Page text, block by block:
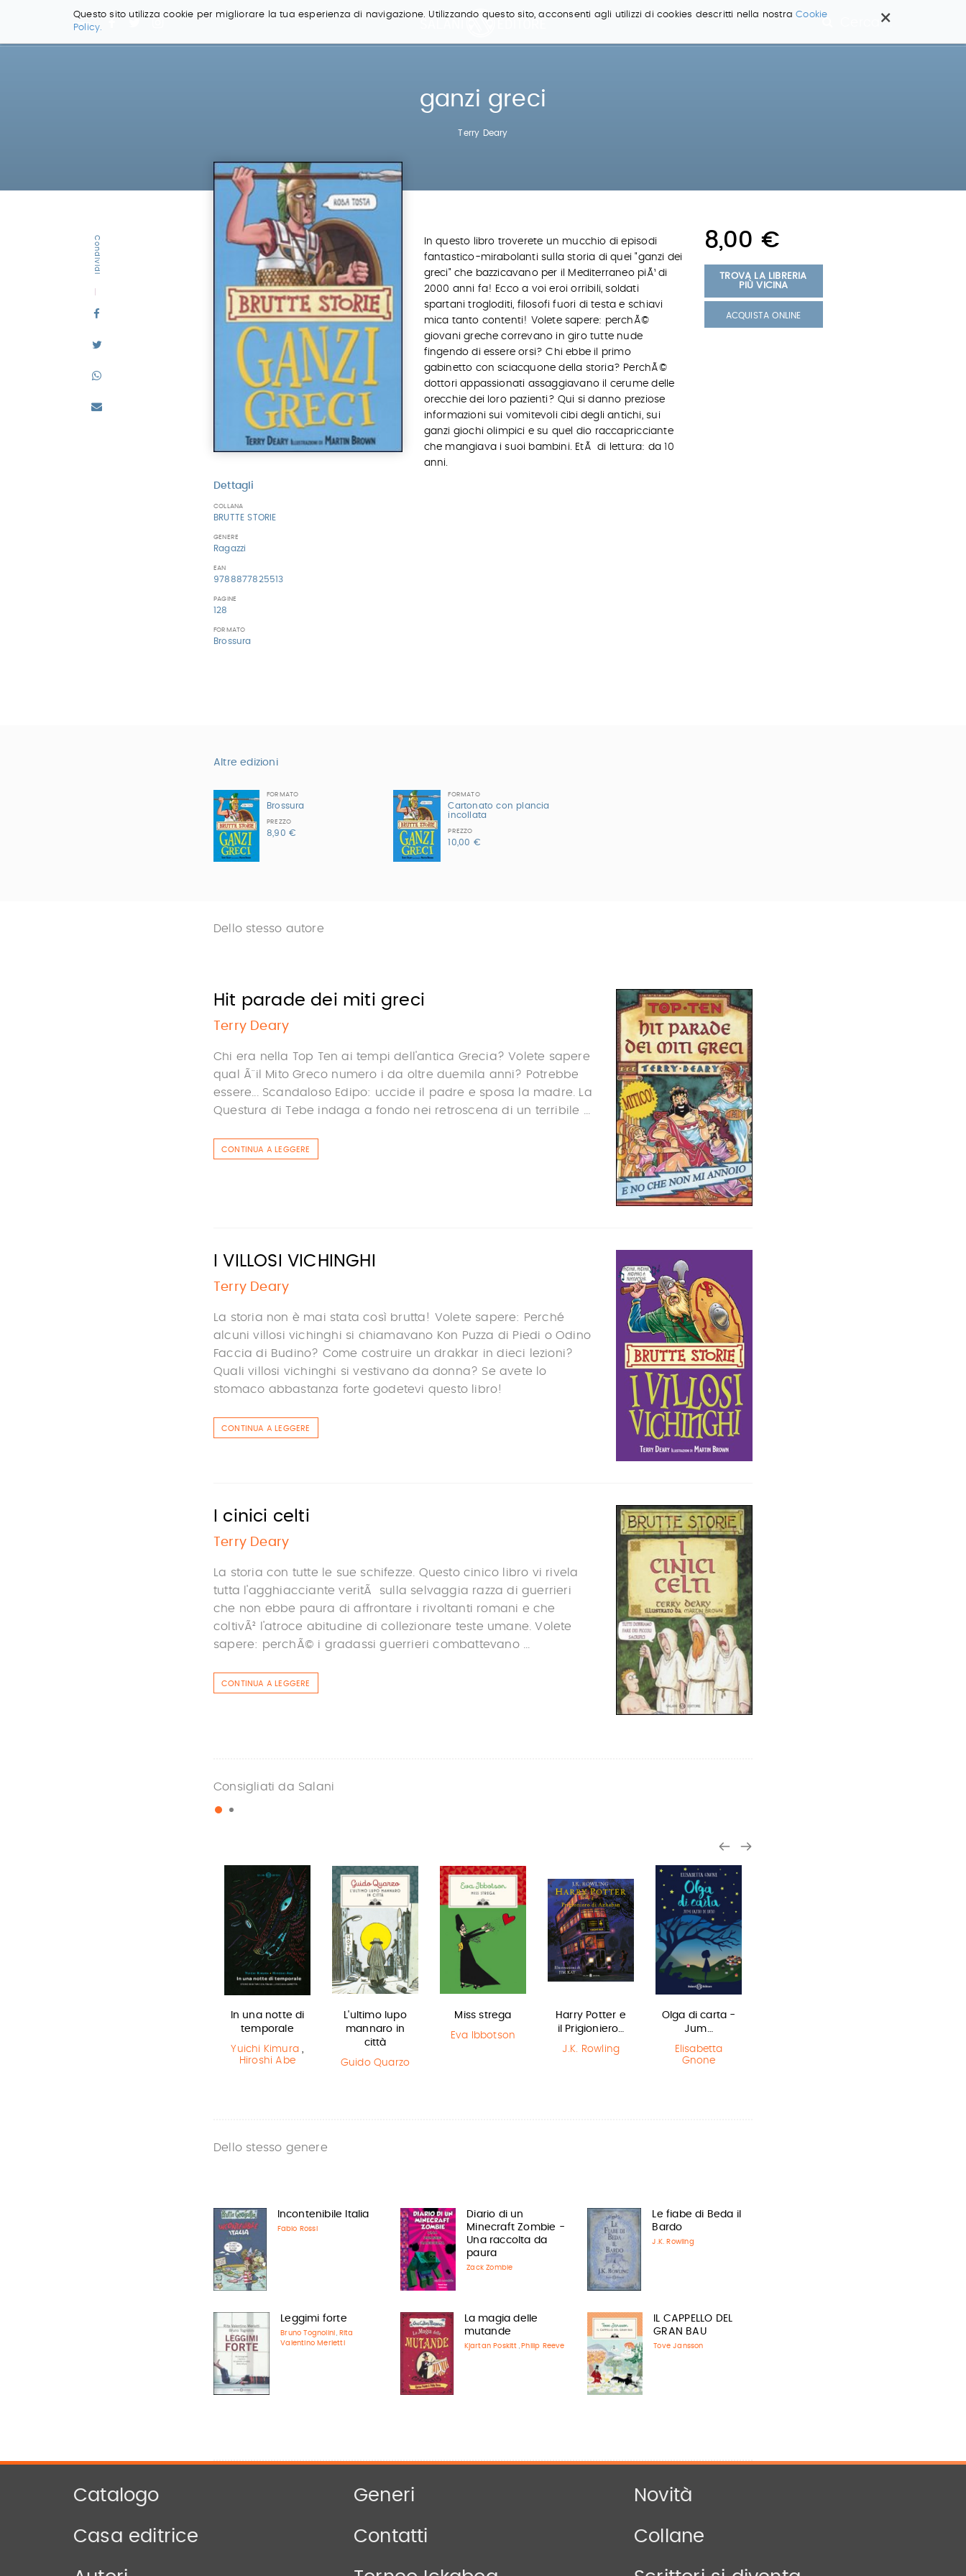
×
Questo sito utilizza cookie per migliorare la tua esperienza di navigazione. Utilizzando questo sito, acconsenti agli utilizzi di cookies descritti nella nostraCookie
Policy.
Cerca ...
ganzi greci
Terry Deary
Condividi
Dettagli
COLLANA
BRUTTE STORIE
GENERE
Ragazzi
EAN
9788877825513
PAGINE
128
FORMATO
Brossura
In questo libro troverete un mucchio di episodi
fantastico-mirabolanti sulla storia di quei "ganzi dei
greci" che bazzicavano per il Mediterraneo piÃ¹ di
2000 anni fa! Ecco a voi eroi orribili, soldati
spartani trogloditi, filosofi fuori di testa e schiavi
mica tanto contenti! Volete sapere: perchÃ©
giovani greche correvano in giro tutte nude
fingendo di essere orsi? Chi ebbe il primo
gabinetto con sciacquone della storia? PerchÃ©
dottori appassionati assaggiavano il cerume delle
orecchie dei loro pazienti? Qui si danno preziose
informazioni sui vomitevoli cibi degli antichi, sui
ganzi giochi olimpici e su quel dio raccapricciante
che mangiava i suoi bambini. EtÃ di lettura: da 10
anni.
8,00 €
TROVA LA LIBRERIA
PIÙ VICINA
ACQUISTA ONLINE
Altre edizioni
FORMATO
Brossura
PREZZO
8,90 €
FORMATO
Cartonato con plancia
incollata
PREZZO
10,00 €
Dello stesso autore
Hit parade dei miti greci
Terry Deary
Chi era nella Top Ten ai tempi dell'antica Grecia? Volete sapere
qual Ã¨ il Mito Greco numero i da oltre duemila anni? Potrebbe
essere... Scandaloso Edipo: uccide il padre e sposa la madre. La
Questura di Tebe indaga a fondo nei retroscena di un terribile ...
CONTINUA A LEGGERE
I VILLOSI VICHINGHI
Terry Deary
La storia non è mai stata così brutta! Volete sapere: Perché
alcuni villosi vichinghi si chiamavano Kon Puzza di Piedi o Odino
Faccia di Budino? Come costruire un drakkar in dieci lezioni?
Quali villosi vichinghi si vestivano da donna? Se avete lo
stomaco abbastanza forte godetevi questo libro!
CONTINUA A LEGGERE
I cinici celti
Terry Deary
La storia con tutte le sue schifezze. Questo cinico libro vi rivela
tutta l'agghiacciante veritÃ sulla selvaggia razza di guerrieri
che non ebbe paura di affrontare i rivoltanti romani e che
coltivÃ² l'atroce abitudine di collezionare teste umane. Volete
sapere: perchÃ© i gradassi guerrieri combattevano ...
CONTINUA A LEGGERE
Consigliati da Salani
In una notte di
temporale
Yuichi Kimura ,
Hiroshi Abe
L'ultimo lupo
mannaro in
città
Guido Quarzo
Miss strega
Eva Ibbotson
Harry Potter e
il Prigioniero…
J.K. Rowling
Olga di carta -
Jum…
Elisabetta
Gnone
Dello stesso genere
Incontenibile Italia
Fabio Rossi
Diario di un
Minecraft Zombie -
Una raccolta da
paura
Zack Zombie
Le fiabe di Beda il
Bardo
J.K. Rowling
Leggimi forte
Bruno Tognolini , Rita
Valentino Merletti
La magia delle
mutande
Kjartan Poskitt , Philip Reeve
IL CAPPELLO DEL
GRAN BAU
Tove Jansson
Catalogo Generi Novità
Casa editrice Contatti Collane